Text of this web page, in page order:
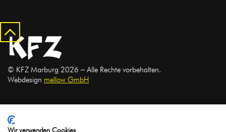
© KFZ Marburg 2026 ‒ Alle Rechte vorbehalten.
Webdesign mellow GmbH
Wir verwenden Cookies